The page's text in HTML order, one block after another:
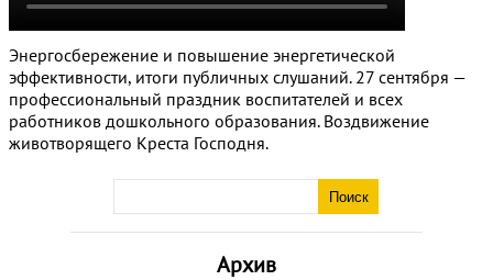
Архив
Энергосбережение и повышение энергетической
эффективности, итоги публичных слушаний. 27 сентября —
профессиональный праздник воспитателей и всех
работников дошкольного образования. Воздвижение
животворящего Креста Господня.